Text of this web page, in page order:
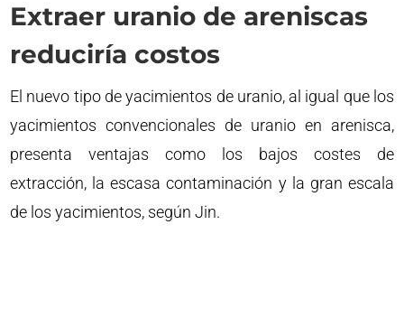
Extraer uranio de areniscas
reduciría costos
El nuevo tipo de yacimientos de uranio, al igual que los
yacimientos convencionales de uranio en arenisca,
presenta ventajas como los bajos costes de
extracción, la escasa contaminación y la gran escala
de los yacimientos, según Jin.